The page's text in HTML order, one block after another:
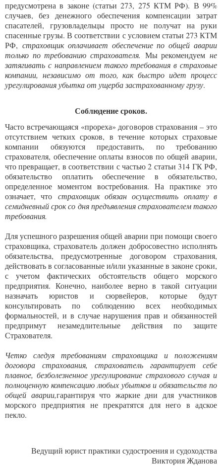
предусмотрена в законе (статьи 273, 275 КТМ РФ). В 99%
случаев, без денежного обеспечения компенсации затрат
спасателей, грузовладельцы просто не получат на руки
спасенные грузы. В соответствии с условием статьи 273 КТМ
РФ, страховщик оплачивает обеспечение по общей аварии
только по требованию страхователя. Мы рекомендуем не
затягивать с направлением такого требования в страховые
компании, независимо от того, как быстро идет процесс
урегулирования убытка от ущерба застрахованному грузу.
Соблюдение сроков.
Часто встречающаяся «прореха» договоров страхования – это
отсутствием четких сроков, в течение которых страховые
компании обязуются предоставить, по требованию
страхователя, обеспечение оплаты взносов по общей аварии,
что превращает, в соответствии с частью 2 статьи 314 ГК РФ,
обязательство оплатить обеспечение в обязательство,
определенное моментом востребования. На практике это
означает, что страховщик обязан осуществить оплату в
семидневный срок со дня предъявления страхователем такого
требования.
Для успешного разрешения общей аварии при помощи своего
страховщика, страхователь должен добросовестно исполнять
обязательства, предусмотренные договором страхования,
действовать в согласованные и/или указанные в законе сроки,
с учетом фактических обстоятельств общего морского
предприятия. Конечно, наиболее верно в такой ситуации
назначать юристов и сюрвейеров, которые будут
консультировать по соблюдению всех необходимых
формальностей, и в случае нарушения прав и обязанностей
предпримут незамедлительные действия по защите
Страхователя.
Четко следуя требованиям страховщика и положениям
договора страхования, страхователь гарантирует себе
плавное, безболезненное урегулирование страхового случая и
полноценную компенсацию любых убытков и обязательств по
общей аварии,гарантируя что жаркие дни для участников
морского предприятия не прекратятся для него в адское
пекло.
Ведущий юрист практики судостроения и судоходства
Виктория Жданова